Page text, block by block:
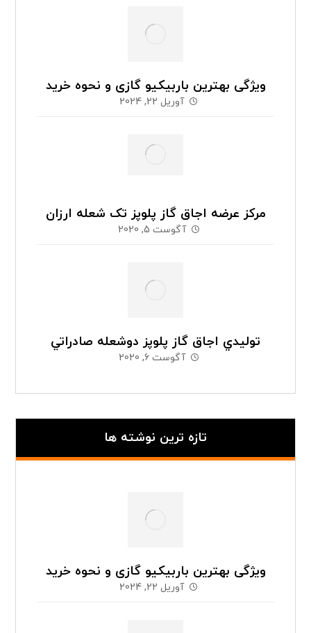
ویژگی بهترین باربیکیو گازی و نحوه خرید
آوریل 22, 2024
مرکز عرضه اجاق گاز پلوپز تک شعله ارزان
آگوست 5, 2020
توليدي اجاق گاز پلوپز دوشعله صادراتي
آگوست 6, 2020
تازه ترین نوشته ها
ویژگی بهترین باربیکیو گازی و نحوه خرید
آوریل 22, 2024